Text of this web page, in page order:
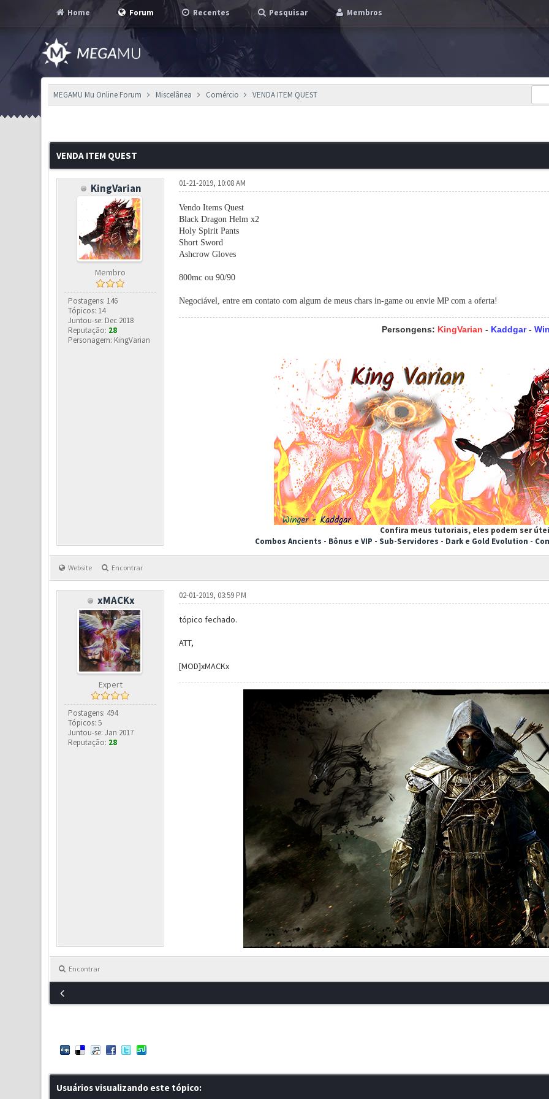
Home Forum Recentes Pesquisar Membros
MEGAMU Mu Online Forum Miscelânea Comércio VENDA ITEM QUEST
VENDA ITEM QUEST
KingVarian
Membro
Postagens: 146
Tópicos: 14
Juntou-se: Dec 2018
Reputação: 28
Personagem: KingVarian
01-21-2019, 10:08 AM
Vendo Items Quest
Black Dragon Helm x2
Holy Spirit Pants
Short Sword
Ashcrow Gloves
800mc ou 90/90
Negociável, entre em contato com algum de meus chars in-game ou envie MP com a oferta!
Persongens: KingVarian - Kaddgar-
Confira meus tutoriais, eles podem ser
Combos Ancients - Bônus e VIP -Sub-Servidores - Dark e Gold Evolution -
Website Encontrar
xMACKx
Expert
Postagens: 494
Tópicos: 5
Juntou-se: Jan 2017
Reputação: 28
02-01-2019, 03:59 PM
tópico fechado.
ATT,
[MOD]xMACKx
Encontrar
Usuários visualizando este tópico: